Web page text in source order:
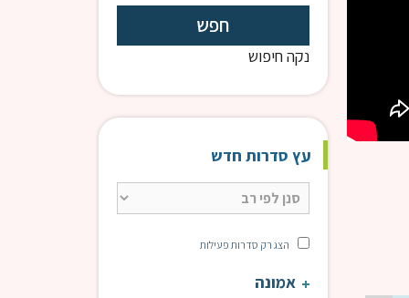
נקה חיפוש
עץ סדרות חדש
הצג רק סדרות פעילות
אמונה